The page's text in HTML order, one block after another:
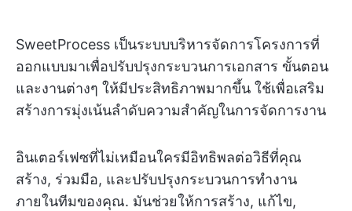
SweetProcess เป็นระบบบริหารจัดการโครงการที่
ออกแบบมาเพื่อปรับปรุงกระบวนการเอกสาร ขั้นตอน
และงานต่างๆ ให้มีประสิทธิภาพมากขึ้น ใช้เพื่อเสริม
สร้างการมุ่งเน้นลำดับความสำคัญในการจัดการงาน
อินเตอร์เฟซที่ไม่เหมือนใครมีอิทธิพลต่อวิธีที่คุณ
สร้าง, ร่วมมือ, และปรับปรุงกระบวนการทำงาน
ภายในทีมของคุณ. มันช่วยให้การสร้าง, แก้ไข,